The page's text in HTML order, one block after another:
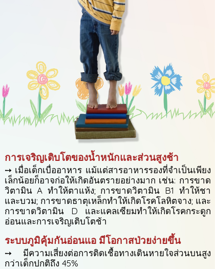
การเจริญเติบโตของน้ำหนักและส่วนสูงช้า
➙ เมื่อเด็กเบื่ออาหาร แม้แต่สารอาหารรองที่จำเป็นเพียง
เล็กน้อยก็อาจก่อให้เกิดอันตรายอย่างมาก เช่น: การขาด
วิตามิน A ทำให้ตาแห้ง; การขาดวิตามิน B1 ทำให้ชา
และบวม; การขาดธาตุเหล็กทำให้เกิดโรคโลหิตจาง; และ
การขาดวิตามิน D และแคลเซียมทำให้เกิดโรคกระดูก
อ่อนและการเจริญเติบโตช้า
ระบบภูมิคุ้มกันอ่อนแอ มีโอกาสป่วยง่ายขึ้น
➙ มีความเสี่ยงต่อการติดเชื้อทางเดินหายใจส่วนบนสูง
กว่าเด็กปกติถึง 45%